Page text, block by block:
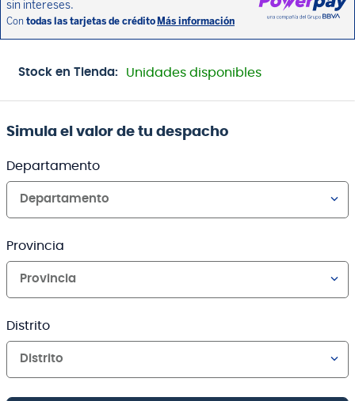
Stock en Tienda: Unidades disponibles
Simula el valor de tu despacho
Departamento
Departamento
Provincia
Provincia
Distrito
Distrito